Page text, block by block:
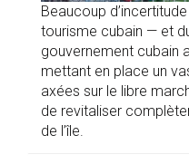
Beaucoup
tourisme cubain — et
gouvernement cubain
mettant en place un
axées sur le libre
de revitaliser
de l’île.